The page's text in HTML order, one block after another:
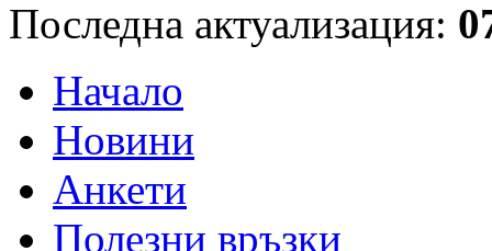
Последна актуализация:
Начало
Новини
Анкети
Полезни връзки